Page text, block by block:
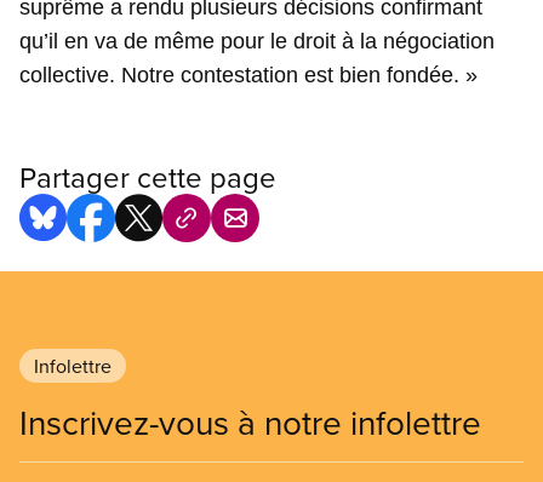
suprême a rendu plusieurs décisions confirmant
qu’il en va de même pour le droit à la négociation
collective. Notre contestation est bien fondée. »
Partager cette page
Infolettre
Inscrivez-vous à notre infolettre